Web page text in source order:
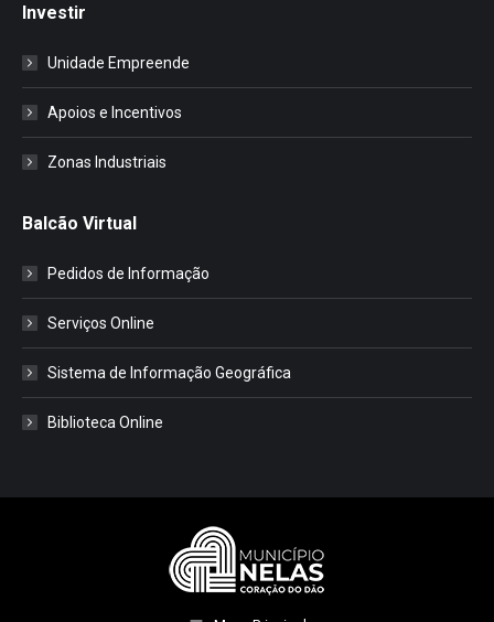
Investir
Unidade Empreende
Apoios e Incentivos
Zonas Industriais
Balcão Virtual
Pedidos de Informação
Serviços Online
Sistema de Informação Geográfica
Biblioteca Online